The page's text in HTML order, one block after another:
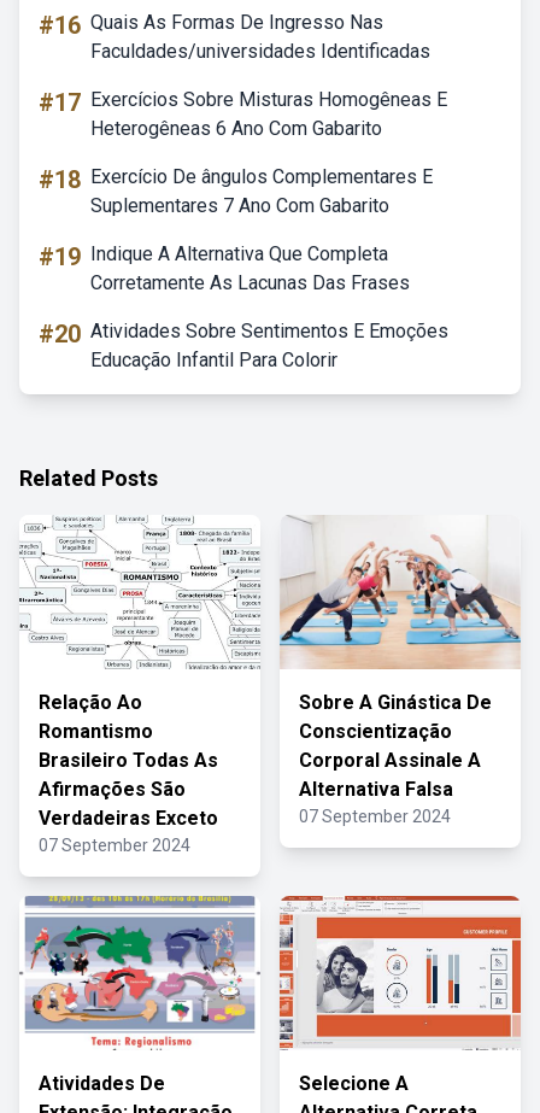
#16 Quais As Formas De Ingresso Nas
Faculdades/universidades Identificadas
#17 Exercícios Sobre Misturas Homogêneas E
Heterogêneas 6 Ano Com Gabarito
#18 Exercício De ângulos Complementares E
Suplementares 7 Ano Com Gabarito
#19 Indique A Alternativa Que Completa
Corretamente As Lacunas Das Frases
#20 Atividades Sobre Sentimentos E Emoções
Educação Infantil Para Colorir
Related Posts
Relação Ao
Romantismo
Brasileiro Todas As
Afirmações São
Verdadeiras Exceto
07 September 2024
Sobre A Ginástica De
Conscientização
Corporal Assinale A
Alternativa Falsa
07 September 2024
Atividades De
Selecione A